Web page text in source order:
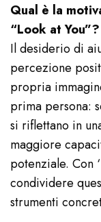
Qual è la
“Look at You”?
Il desiderio di
percezione
propria
prima persona:
si riflettano in
maggiore
potenziale. Con
condividere
strumenti